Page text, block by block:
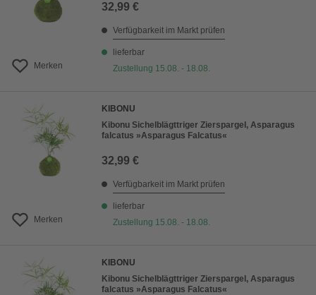
Merken
32,99 €
Verfügbarkeit im Markt prüfen
lieferbar
Zustellung 15.08. - 18.08.
Merken
KIBONU
Kibonu Sichelblägttriger Zierspargel, Asparagus
falcatus »Asparagus Falcatus«
32,99 €
Verfügbarkeit im Markt prüfen
lieferbar
Zustellung 15.08. - 18.08.
KIBONU
Kibonu Sichelblägttriger Zierspargel, Asparagus
falcatus »Asparagus Falcatus«